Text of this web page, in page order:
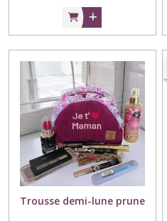
Trousse demi-lune prune